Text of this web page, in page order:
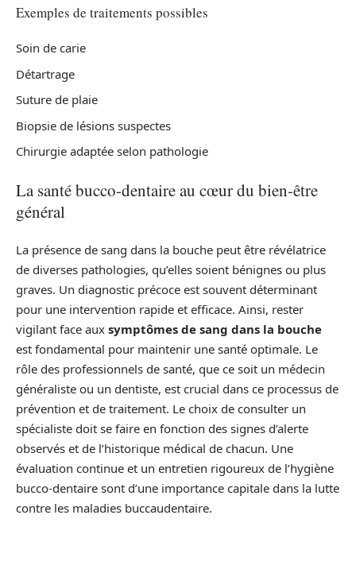
Exemples de traitements possibles
Soin de carie
Détartrage
Suture de plaie
Biopsie de lésions suspectes
Chirurgie adaptée selon pathologie
La santé bucco-dentaire au cœur du bien-être
général
La présence de sang dans la bouche peut être révélatrice
de diverses pathologies, qu’elles soient bénignes ou plus
graves. Un diagnostic précoce est souvent déterminant
pour une intervention rapide et efficace. Ainsi, rester
vigilant face aux symptômes de sang dans la bouche
est fondamental pour maintenir une santé optimale. Le
rôle des professionnels de santé, que ce soit un médecin
généraliste ou un dentiste, est crucial dans ce processus de
prévention et de traitement. Le choix de consulter un
spécialiste doit se faire en fonction des signes d’alerte
observés et de l’historique médical de chacun. Une
évaluation continue et un entretien rigoureux de l’hygiène
bucco-dentaire sont d’une importance capitale dans la lutte
contre les maladies buccaudentaire.